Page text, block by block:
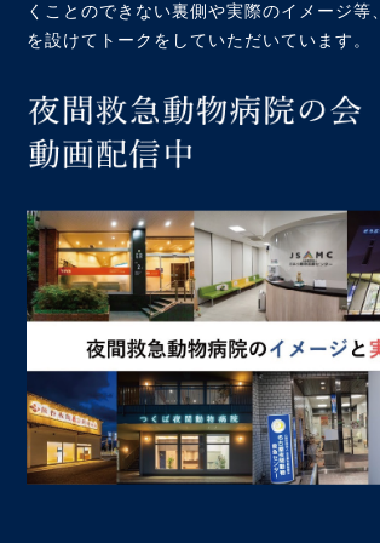
くことのできない裏側や実際のイメージ等
を設けてトークをしていただいています。